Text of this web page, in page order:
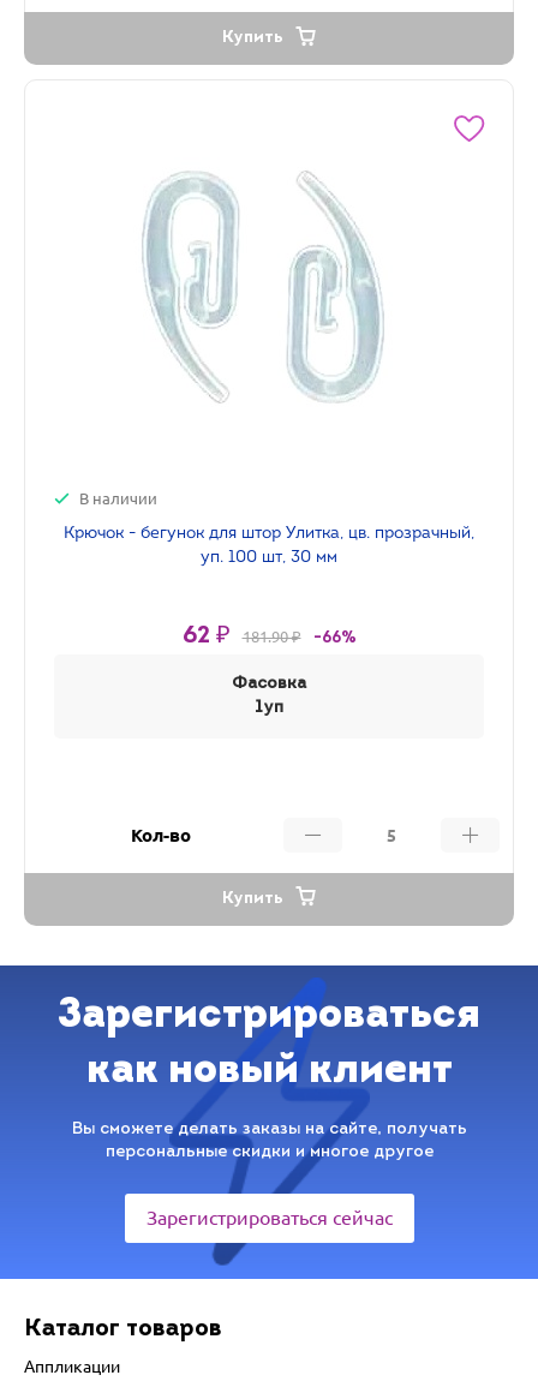
Купить
В наличии
Крючок - бегунок для штор Улитка, цв. прозрачный,
уп. 100 шт, 30 мм
62 ₽ 181.90 ₽ -66%
Фасовка
1уп
Кол-во
Купить
Зарегистрироваться
как новый клиент
Вы сможете делать заказы на сайте, получать
персональные скидки и многое другое
Зарегистрироваться сейчас
Каталог товаров
Аппликации